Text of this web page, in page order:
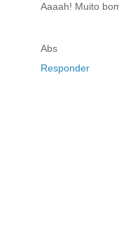
Aaaah! Muito
Abs
Responder